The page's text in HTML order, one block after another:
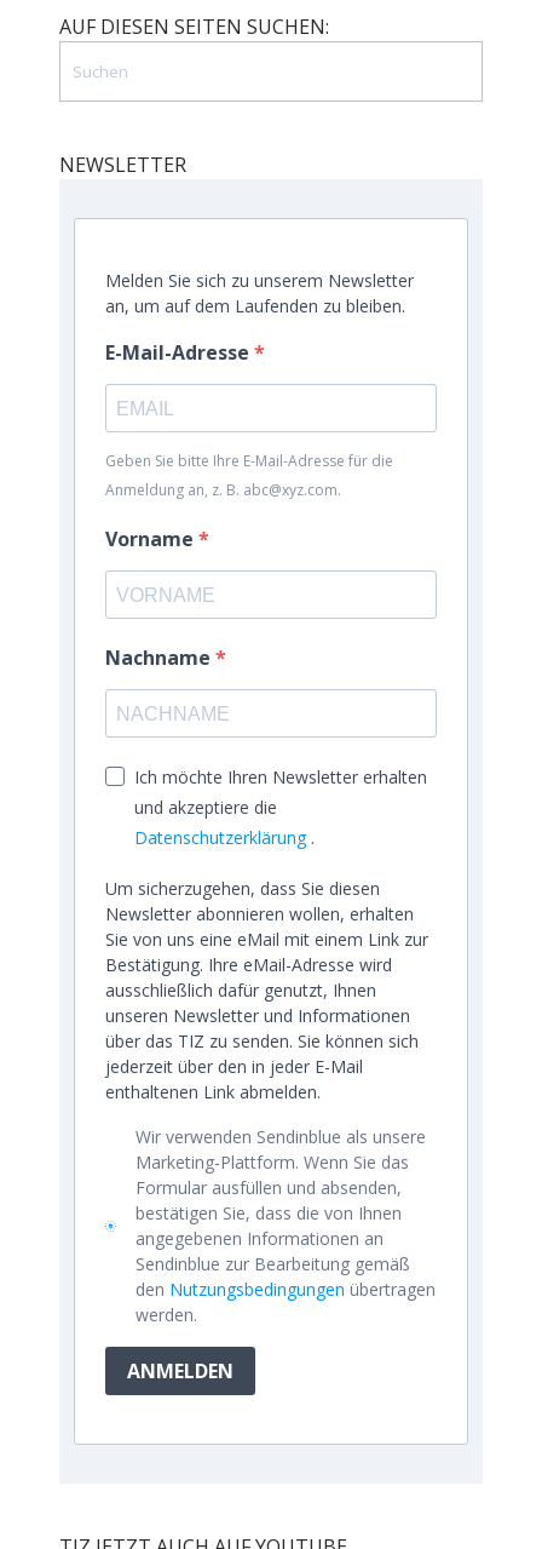
AUF DIESEN SEITEN SUCHEN:
NEWSLETTER
Melden Sie sich zu unserem Newsletter
an, um auf dem Laufenden zu bleiben.
E-Mail-Adresse
Geben Sie bitte Ihre E-Mail-Adresse für die
Anmeldung an, z. B. abc@xyz.com.
Vorname
Nachname
Ich möchte Ihren Newsletter erhalten
und akzeptiere die
Datenschutzerklärung.
Um sicherzugehen, dass Sie diesen
Newsletter abonnieren wollen, erhalten
Sie von uns eine eMail mit einem Link zur
Bestätigung. Ihre eMail-Adresse wird
ausschließlich dafür genutzt, Ihnen
unseren Newsletter und Informationen
über das TIZ zu senden. Sie können sich
jederzeit über den in jeder E-Mail
enthaltenen Link abmelden.
Wir verwenden Sendinblue als unsere
Marketing-Plattform. Wenn Sie das
Formular ausfüllen und absenden,
bestätigen Sie, dass die von Ihnen
angegebenen Informationen an
Sendinblue zur Bearbeitung gemäß
den Nutzungsbedingungen übertragen
werden.
ANMELDEN